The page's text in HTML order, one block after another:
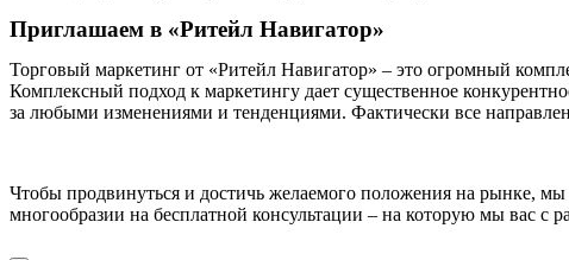
Приглашаем в «Ритейл Навигатор»
Торговый маркетинг от «Ритейл Навигатор» – это огромный
Комплексный подход к маркетингу дает существенное
за любыми изменениями и тенденциями. Фактически все
Чтобы продвинуться и достичь желаемого положения на рынке,
многообразии на бесплатной консультации – на которую мы вас с